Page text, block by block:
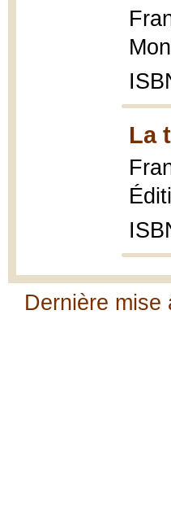
La
Dernière mise